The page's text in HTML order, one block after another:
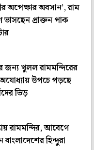
অপেক্ষার অবসান’, রাম
প্রাক্তন পাক
জন্য খুলল রামমন্দিরের
উপচে পড়ছে
ভিড়
রামমন্দির, আবেগে
হিন্দুরা